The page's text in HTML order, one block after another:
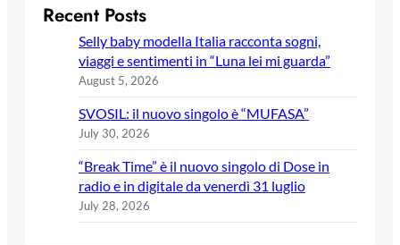
Recent Posts
Selly baby modella Italia racconta sogni,
viaggi e sentimenti in “Luna lei mi guarda”
August 5, 2026
SVOSIL: il nuovo singolo è “MUFASA”
July 30, 2026
“Break Time” è il nuovo singolo di Dose in
radio e in digitale da venerdì 31 luglio
July 28, 2026